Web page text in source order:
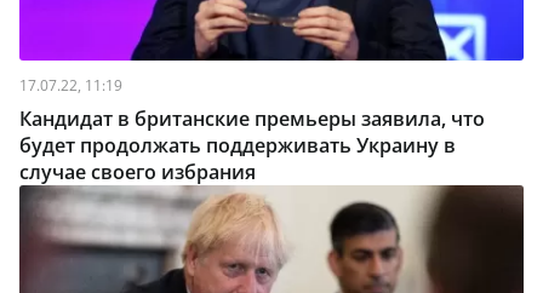
17.07.22, 11:19
Кандидат в британские премьеры заявила, что
будет продолжать поддерживать Украину в
случае своего избрания